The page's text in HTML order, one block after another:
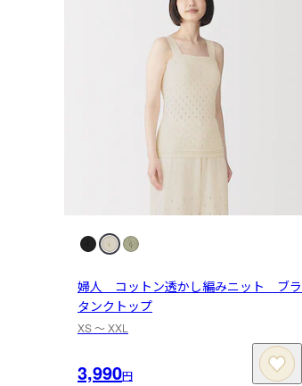
婦人 コットン透かし編みニット ブラ
タンクトップ
XS 〜 XXL
3,990円